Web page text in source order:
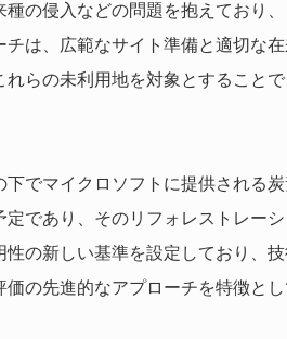
種の侵入などの問題を抱えており
チは、広範なサイト準備と適切な
れらの未利用地を対象とすること
下でマイクロソフトに提供される
定であり、そのリフォレストレー
性の新しい基準を設定しており、
価の先進的なアプローチを特徴とし